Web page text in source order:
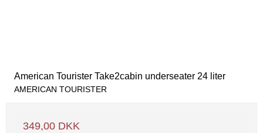
American Tourister Take2cabin underseater 24 liter
AMERICAN TOURISTER
349,00 DKK